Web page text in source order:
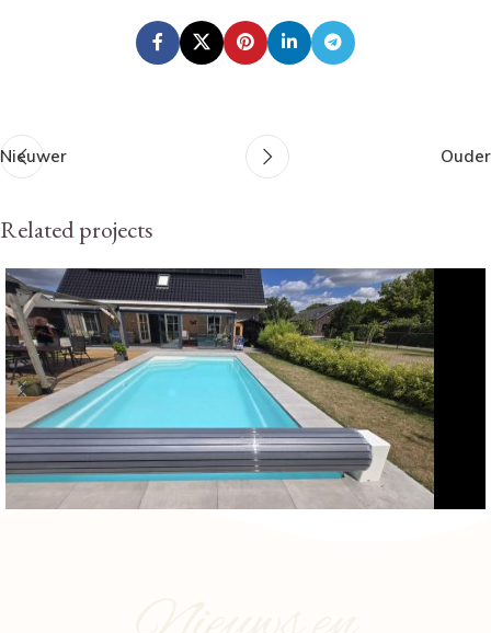
Nieuwer Ouder
Related projects